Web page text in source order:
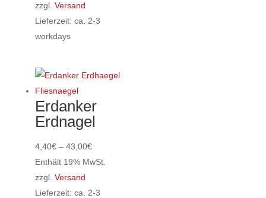
209,99€
zzgl. Versand
Lieferzeit: ca. 2-3
workdays
Produkt
Varianten
auf.
Die
Optionen
können
auf
Erdanker
Erdnagel
4,40€ – 43,00€Preisspanne:
4,40€
43,00€
Enthält 19% MwSt.
zzgl. Versand
Lieferzeit: ca. 2-3